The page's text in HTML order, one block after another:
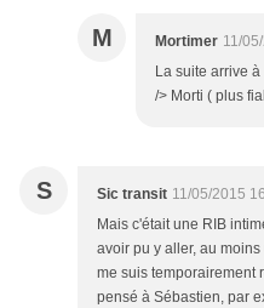
M Mortimer 11/
La suite arrive
/> Morti ( plus
S Sic transit 11/05/2015
Mais c'était une RIB
avoir pu y aller, au
me suis temporairement
pensé à Sébastien, par